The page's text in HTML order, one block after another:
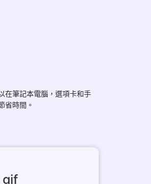
在筆記本電腦，選項卡和手
省時間。
gif